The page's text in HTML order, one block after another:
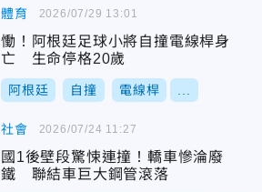
體育
慟！阿根廷足球小將自撞電線桿身
亡 生命停格20歲
阿根廷 自撞 電線桿
2026/07/29 13:01
社會
國1後壁段驚悚連撞！轎車慘淪廢
鐵 聯結車巨大鋼管滾落
2026/07/24 11:27